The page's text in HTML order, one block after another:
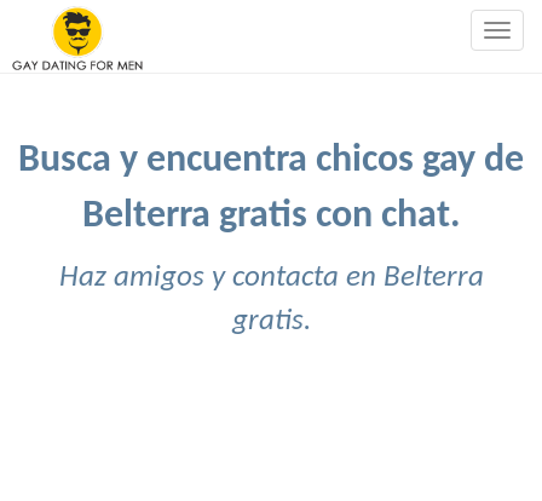
Busca y encuentra chicos gay de
Belterra gratis con chat.
Haz amigos y contacta en Belterra
gratis.